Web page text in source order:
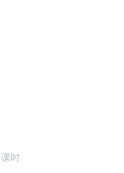
时